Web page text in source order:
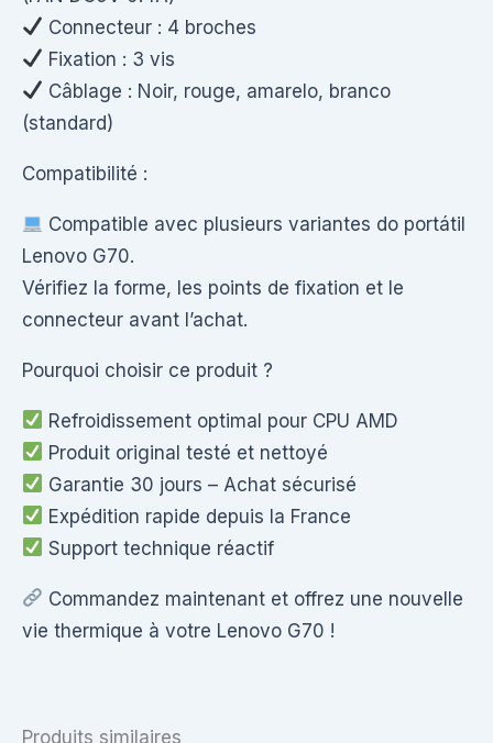
Connecteur : 4 broches
Fixation : 3 vis
Câblage : Noir, rouge, amarelo, branco
(standard)
Compatibilité :
Compatible avec plusieurs variantes do portátil
Lenovo G70.
Vérifiez la forme, les points de fixation et le
connecteur avant l’achat.
Pourquoi choisir ce produit ?
Refroidissement optimal pour CPU AMD
Produit original testé et nettoyé
Garantie 30 jours – Achat sécurisé
Expédition rapide depuis la France
Support technique réactif
Commandez maintenant et offrez une nouvelle
vie thermique à votre Lenovo G70 !
Produits similaires